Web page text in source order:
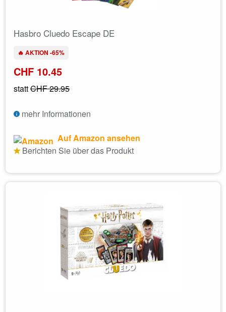
Hasbro Cluedo Escape DE
🔥 AKTION -65%
CHF 10.45
stattCHF 29.95
mehr Informationen
Auf Amazon ansehen
Berichten Sie über das Produkt